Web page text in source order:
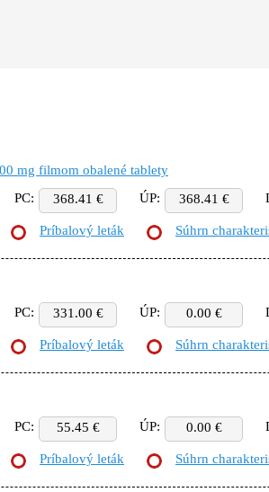
mg filmom obalené tablety
PC: 368.41 € ÚP: 368.41 €
Príbalový leták Súhrn
PC: 331.00 € ÚP: 0.00 €
Príbalový leták Súhrn
PC: 55.45 € ÚP: 0.00 €
Príbalový leták Súhrn